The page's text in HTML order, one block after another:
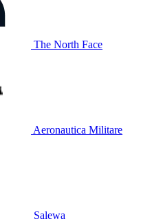
The North Face
Aeronautica Militare
Salewa